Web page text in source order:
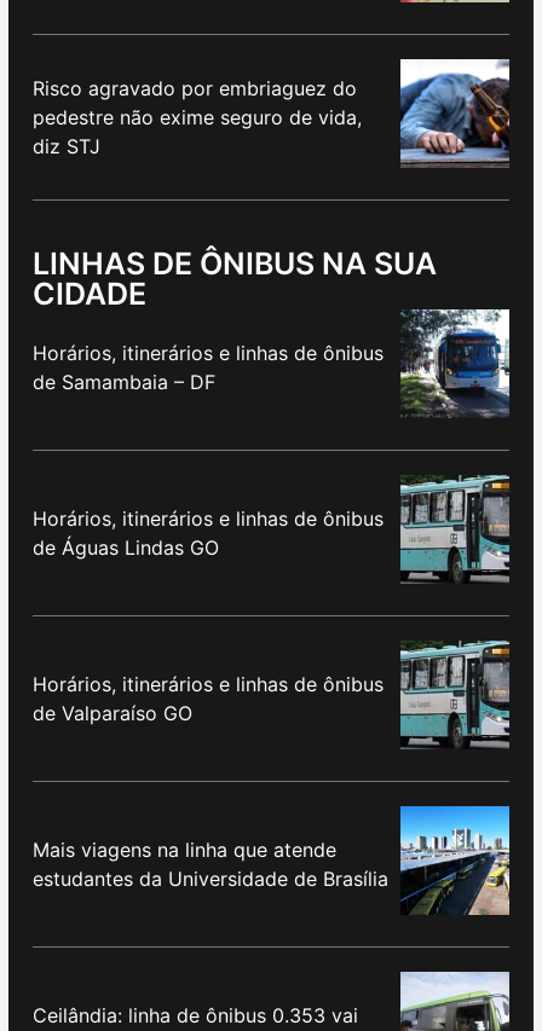
Risco agravado por embriaguez do
pedestre não exime seguro de vida,
diz STJ
LINHAS DE ÔNIBUS NA SUA
CIDADE
Horários, itinerários e linhas de ônibus
de Samambaia – DF
Horários, itinerários e linhas de ônibus
de Águas Lindas GO
Horários, itinerários e linhas de ônibus
de Valparaíso GO
Mais viagens na linha que atende
estudantes da Universidade de Brasília
Ceilândia: linha de ônibus 0.353 vai